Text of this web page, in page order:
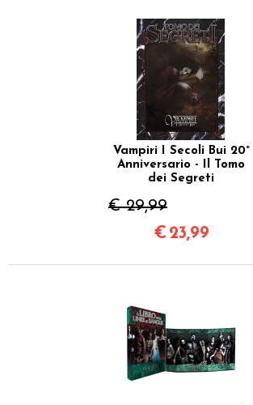
Vampiri I Secoli Bui 20°
Anniversario - Il Tomo
dei Segreti
€ 29,99
€ 23,99